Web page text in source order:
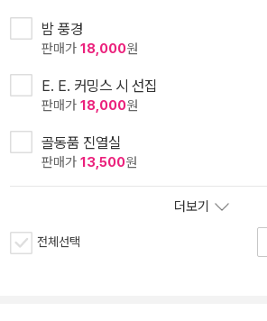
밤 풍경
판매가 18,000원
E. E. 커밍스 시 선집
판매가 18,000원
골동품 진열실
판매가 13,500원
더보기
전체선택